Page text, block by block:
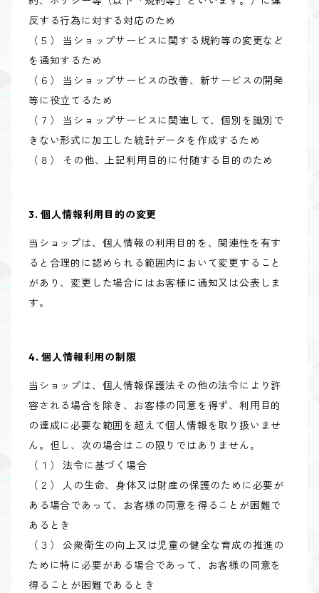
反する行為に対する対応のため
（５） 当ショップサービスに関する規約等の変更など
を通知するため
（６） 当ショップサービスの改善、新サービスの開発
等に役立てるため
（７） 当ショップサービスに関連して、個別を識別で
きない形式に加工した統計データを作成するため
（８） その他、上記利用目的に付随する目的のため
3. 個人情報利用目的の変更
当ショップは、個人情報の利用目的を、関連性を有す
ると合理的に認められる範囲内において変更すること
があり、変更した場合にはお客様に通知又は公表しま
す。
4. 個人情報利用の制限
当ショップは、個人情報保護法その他の法令により許
容される場合を除き、お客様の同意を得ず、利用目的
の達成に必要な範囲を超えて個人情報を取り扱いませ
ん。但し、次の場合はこの限りではありません。
（１） 法令に基づく場合
（２） 人の生命、身体又は財産の保護のために必要が
ある場合であって、お客様の同意を得ることが困難で
あるとき
（３） 公衆衛生の向上又は児童の健全な育成の推進の
ために特に必要がある場合であって、お客様の同意を
得ることが困難であるとき